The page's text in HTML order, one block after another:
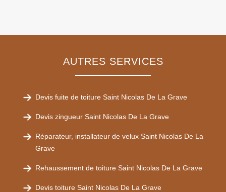
AUTRES SERVICES
Devis fuite de toiture Saint Nicolas De La Grave
Devis zingueur Saint Nicolas De La Grave
Réparateur, installateur de velux Saint Nicolas De La
Grave
Rehaussement de toiture Saint Nicolas De La Grave
Devis toiture Saint Nicolas De La Grave